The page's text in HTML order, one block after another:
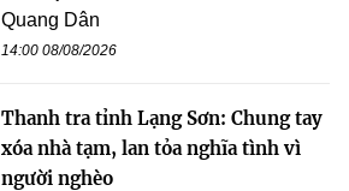
Quang Dân
14:00 08/08/2026
Thanh tra tỉnh Lạng Sơn: Chung tay
xóa nhà tạm, lan tỏa nghĩa tình vì
người nghèo